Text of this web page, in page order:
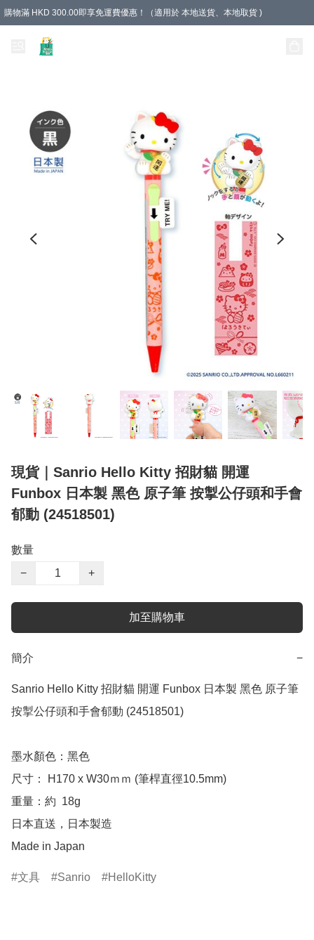
購物滿 HKD 300.00即享免運費優惠！（適用於 本地送貨、本地取貨 )
現貨｜Sanrio Hello Kitty 招財貓 開運
Funbox 日本製 黑色 原子筆 按掣公仔頭和手會
郁動 (24518501)
數量
−
+
加至購物車
簡介 −
Sanrio Hello Kitty 招財貓 開運 Funbox 日本製 黑色 原子筆
按掣公仔頭和手會郁動 (24518501)
墨水顏色：黑色
尺寸： H170 x W30ｍｍ (筆桿直徑10.5mm)
重量：約  18g
日本直送，日本製造
Made in Japan
文具 Sanrio HelloKitty